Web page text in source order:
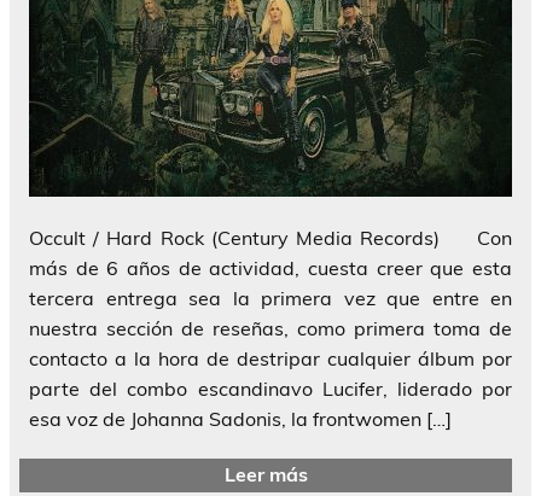
Occult / Hard Rock (Century Media Records) Con
más de 6 años de actividad, cuesta creer que esta
tercera entrega sea la primera vez que entre en
nuestra sección de reseñas, como primera toma de
contacto a la hora de destripar cualquier álbum por
parte del combo escandinavo Lucifer, liderado por
esa voz de Johanna Sadonis, la frontwomen […]
Leer más